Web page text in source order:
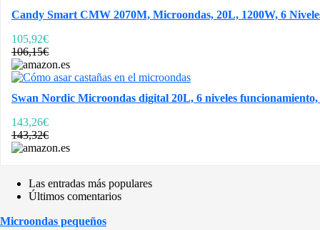
Candy Smart CMW 2070M, Microondas, 20L, 1200W, 6
105,92€
106,15€
Swan Nordic Microondas digital 20L, 6 niveles
143,26€
143,32€
Las entradas más populares
Últimos comentarios
Microondas pequeños